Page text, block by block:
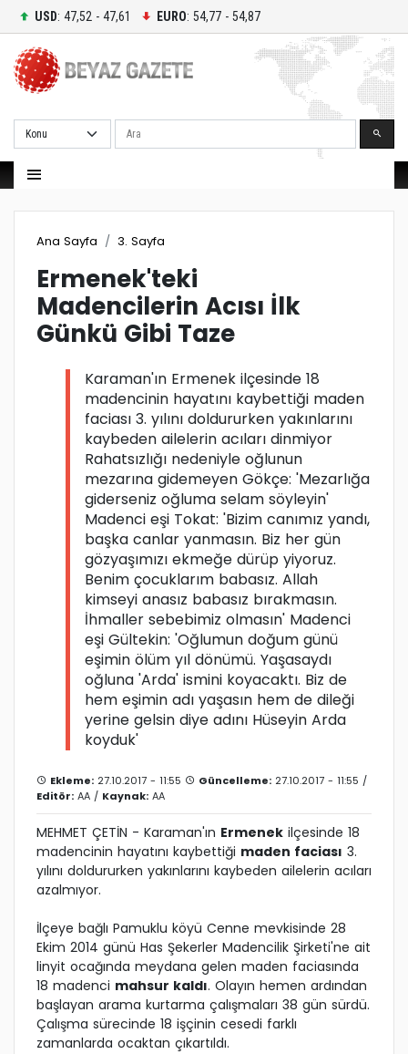
USD: 47,52 - 47,61 EURO: 54,77 - 54,87
Ara
Ana Sayfa 3. Sayfa
Ermenek'teki
Madencilerin Acısı İlk
Günkü Gibi Taze
Karaman'ın Ermenek ilçesinde 18
madencinin hayatını kaybettiği maden
faciası 3. yılını doldururken yakınlarını
kaybeden ailelerin acıları dinmiyor
Rahatsızlığı nedeniyle oğlunun
mezarına gidemeyen Gökçe: 'Mezarlığa
giderseniz oğluma selam söyleyin'
Madenci eşi Tokat: 'Bizim canımız yandı,
başka canlar yanmasın. Biz her gün
gözyaşımızı ekmeğe dürüp yiyoruz.
Benim çocuklarım babasız. Allah
kimseyi anasız babasız bırakmasın.
İhmaller sebebimiz olmasın' Madenci
eşi Gültekin: 'Oğlumun doğum günü
eşimin ölüm yıl dönümü. Yaşasaydı
oğluna 'Arda' ismini koyacaktı. Biz de
hem eşimin adı yaşasın hem de dileği
yerine gelsin diye adını Hüseyin Arda
koyduk'
Ekleme: 27.10.2017 - 11:55 Güncelleme: 27.10.2017 - 11:55 /
Editör: AA / Kaynak: AA
MEHMET ÇETİN - Karaman'ın Ermenek ilçesinde 18
madencinin hayatını kaybettiği maden faciası 3.
yılını doldururken yakınlarını kaybeden ailelerin acıları
azalmıyor.
İlçeye bağlı Pamuklu köyü Cenne mevkisinde 28
Ekim 2014 günü Has Şekerler Madencilik Şirketi'ne ait
linyit ocağında meydana gelen maden faciasında
18 madenci mahsur kaldı. Olayın hemen ardından
başlayan arama kurtarma çalışmaları 38 gün sürdü.
Çalışma sürecinde 18 işçinin cesedi farklı
zamanlarda ocaktan çıkartıldı.